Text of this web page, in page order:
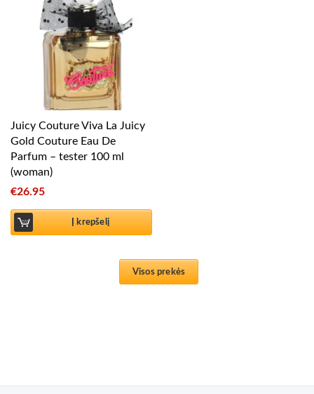
Juicy Couture Viva La Juicy
Gold Couture Eau De
Parfum – tester 100 ml
(woman)
€26.95
Į krepšelį
Visos prekės